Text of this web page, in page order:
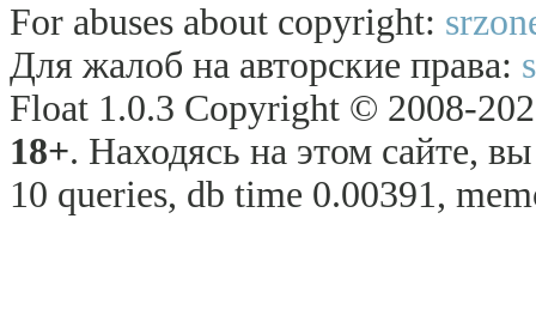
For abuses about copyright:
Для жалоб на авторские права:
Float 1.0.3 Copyright © 2008-
18+. Находясь на этом сайте,
10 queries, db time 0.00391,